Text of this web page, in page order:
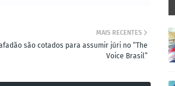
MAIS RECENTES
são cotados para assumir júri no “The
Voice Brasil”